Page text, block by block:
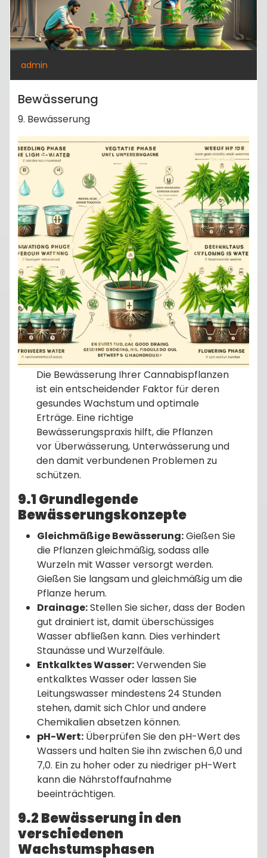
admin
Bewässerung
9. Bewässerung
Die Bewässerung Ihrer Cannabispflanzen
ist ein entscheidender Faktor für deren
gesundes Wachstum und optimale
Erträge. Eine richtige
Bewässerungspraxis hilft, die Pflanzen
vor Überwässerung, Unterwässerung und
den damit verbundenen Problemen zu
schützen.
9.1 Grundlegende
Bewässerungskonzepte
Gleichmäßige Bewässerung:Gießen Sie
die Pflanzen gleichmäßig, sodass alle
Wurzeln mit Wasser versorgt werden.
Gießen Sie langsam und gleichmäßig um die
Pflanze herum.
Drainage:Stellen Sie sicher, dass der Boden
gut drainiert ist, damit überschüssiges
Wasser abfließen kann. Dies verhindert
Staunässe und Wurzelfäule.
Entkalktes Wasser:Verwenden Sie
entkalktes Wasser oder lassen Sie
Leitungswasser mindestens 24 Stunden
stehen, damit sich Chlor und andere
Chemikalien absetzen können.
pH-Wert: Überprüfen Sie den pH-Wert des
Wassers und halten Sie ihn zwischen 6,0 und
7,0. Ein zu hoher oder zu niedriger pH-Wert
kann die Nährstoffaufnahme
beeinträchtigen.
9.2 Bewässerung in den
verschiedenen
Wachstumsphasen